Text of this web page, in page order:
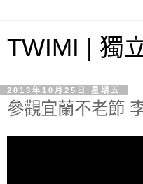
TWIMI | 獨
2013年10月25日 星期五
參觀宜蘭不老節